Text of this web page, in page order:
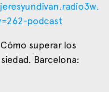
podcast
superar los
Barcelona: